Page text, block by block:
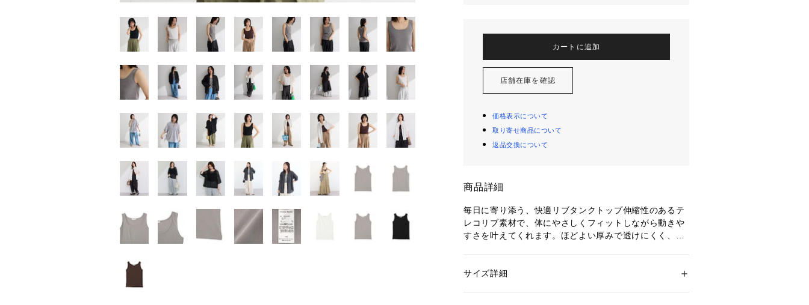
カートに追加
店舗在庫を確認
価格表示について
取り寄せ商品について
返品交換について
商品詳細
毎日に寄り添う、快適リブタンクトップ伸縮性のあるテ
レコリブ素材で、体にやさしくフィットしながら動きや
すさを叶えてくれます。ほどよい厚みで透けにくく、1
カジュアルからきれいめまで幅広く活躍します。ネック
性別：レディース
サイズ詳細